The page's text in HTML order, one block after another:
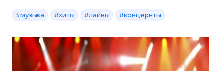
#музыка #хиты #лайвы #концернты